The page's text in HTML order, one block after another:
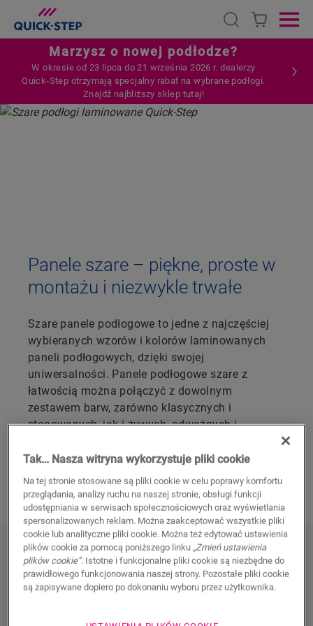
Open search
Marzysz o nowej podłodze?
W okresie od 23 lipca do 21 września 2026 r. dealerzy
Quick‑Step otrzymają specjalny rabat na wybrane podłogi.
Znajdź najbliższy sklep tutaj!
PANELE LAMINOWANE
Panele szare – piękne, proste w
montażu i niezwykle trwałe
Szare panele podłogowe to jedne z najczęściej
wybieranych wzorów i kolorów laminowanych
paneli podłogowych, dzięki swojej
uniwersalności. Panele podłogowe szare z
łatwością można połączyć z dowolnym
zestawem barw, zarówno klasycznych i
stonowanych, jak i żywych, odważnych i
ODKRYJ NASZE SZARE PANELE
PODŁOGOWE
ODKRYJ NASZE SZARE PODŁOGI
LAMINOWANE
Tak… Nasza witryna wykorzystuje pliki cookie
Na tej stronie stosowane są pliki cookie w celu poprawy komfortu
przeglądania, analizy ruchu na naszej stronie, obsługi funkcji
udostępniania w serwisach społecznościowych oraz wyświetlania
spersonalizowanych reklam. Można zaakceptować wszystkie pliki
cookie lub analityczne pliki cookie. Można też edytować ustawienia
plików cookie za pomocą poniższego linku „Zmień ustawienia
plików cookie”. Istotne i funkcjonalne pliki cookie są niezbędne do
prawidłowego funkcjonowania naszej strony. Pozostałe pliki cookie
są zapisywane dopiero po dokonaniu wyboru przez użytkownika.